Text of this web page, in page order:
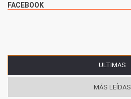
FACEBOOK
ULTIMAS
MÁS LEÍDAS